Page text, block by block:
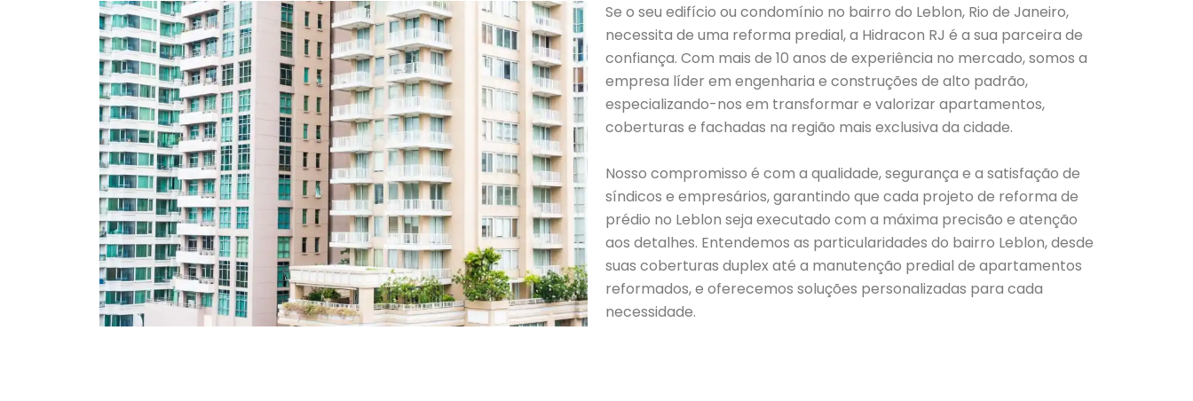
Se o seu edifício ou condomínio no bairro do Leblon, Rio de Janeiro,
necessita de uma reforma predial, a Hidracon RJ é a sua parceira de
confiança. Com mais de 10 anos de experiência no mercado, somos a
empresa líder em engenharia e construções de alto padrão,
especializando-nos em transformar e valorizar apartamentos,
coberturas e fachadas na região mais exclusiva da cidade.
Nosso compromisso é com a qualidade, segurança e a satisfação de
síndicos e empresários, garantindo que cada projeto de reforma de
prédio no Leblon seja executado com a máxima precisão e atenção
aos detalhes. Entendemos as particularidades do bairro Leblon, desde
suas coberturas duplex até a manutenção predial de apartamentos
reformados, e oferecemos soluções personalizadas para cada
necessidade.